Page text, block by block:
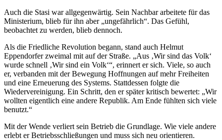
Auch die Stasi war allgegenwärtig. Sein Nachbar arbeitete für das
Ministerium, blieb für ihn aber „ungefährlich“. Das Gefühl,
beobachtet zu werden, blieb dennoch.
Als die Friedliche Revolution begann, stand auch Helmut
Eppendorfer zweimal mit auf der Straße. „Aus ‚Wir sind das Volk‘
wurde schnell ‚Wir sind ein Volk‘“, erinnert er sich. Viele, so auch
er, verbanden mit der Bewegung Hoffnungen auf mehr Freiheiten
und eine Erneuerung des Systems. Stattdessen folgte die
Wiedervereinigung. Ein Schritt, den er später kritisch bewertet: „Wir
wollten eigentlich eine andere Republik. Am Ende fühlten sich viele
benutzt.“
Mit der Wende verliert sein Betrieb die Grundlage. Wie viele andere
erlebt er Betriebsschließungen und muss sich neu orientieren.